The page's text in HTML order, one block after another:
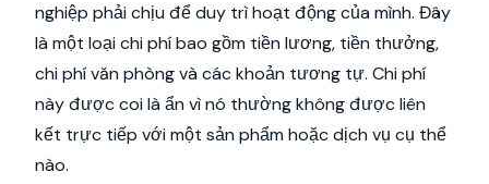
nghiệp phải chịu để duy trì hoạt động của mình. Đây
là một loại chi phí bao gồm tiền lương, tiền thưởng,
chi phí văn phòng và các khoản tương tự. Chi phí
này được coi là ẩn vì nó thường không được liên
kết trực tiếp với một sản phẩm hoặc dịch vụ cụ thể
nào.